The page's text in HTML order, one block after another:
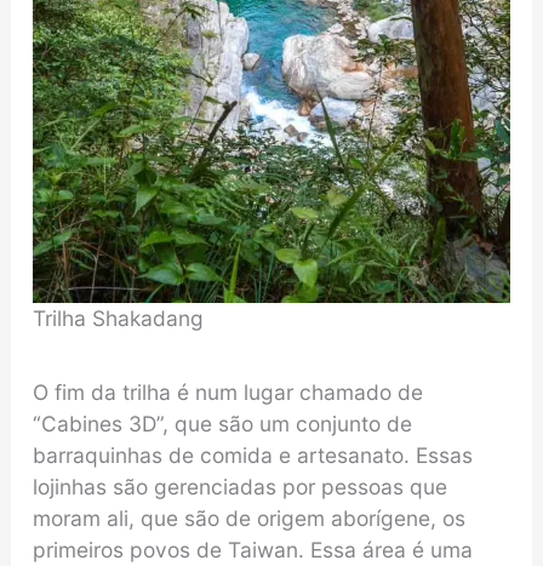
Trilha Shakadang
O fim da trilha é num lugar chamado de
“Cabines 3D”, que são um conjunto de
barraquinhas de comida e artesanato. Essas
lojinhas são gerenciadas por pessoas que
moram ali, que são de origem aborígene, os
primeiros povos de Taiwan. Essa área é uma